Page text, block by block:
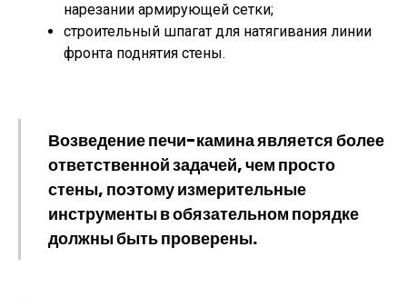
нарезании армирующей сетки;
строительный шпагат для натягивания линии
фронта поднятия стены.
Возведение печи-камина является более
ответственной задачей, чем просто
стены, поэтому измерительные
инструменты в обязательном порядке
должны быть проверены.